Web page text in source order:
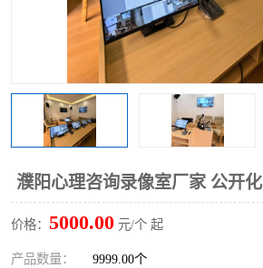
濮阳心理咨询录像室厂家 公开化
价格： 5000.00 元/个 起
产品数量： 9999.00个